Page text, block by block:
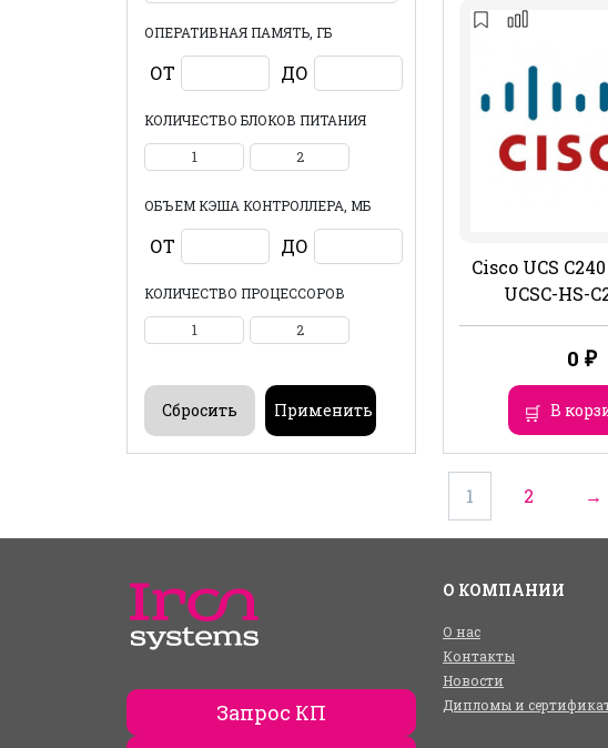
ОПЕРАТИВНАЯ ПАМЯТЬ, ГБ
ОТ ДО
КОЛИЧЕСТВО БЛОКОВ ПИТАНИЯ
1 2
ОБЪЕМ КЭША КОНТРОЛЛЕРА, МБ
ОТ ДО
КОЛИЧЕСТВО ПРОЦЕССОРОВ
1 2
Cisco UCS
UCSC-HS-
0 ₽
В
1 2 →
Запрос КП
О КОМПАНИИ
О нас
Контакты
Новости
Дипломы и